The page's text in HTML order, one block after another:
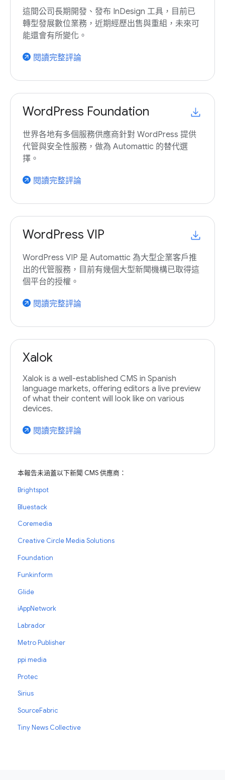
這間公司長期開發、發布 InDesign 工具，目前已
轉型發展數位業務，近期經歷出售與重組，未來可
能還會有所變化。
arrow_outward 閱讀完整評論
WordPress Foundation
世界各地有多個服務供應商針對 WordPress 提供
代管與安全性服務，做為 Automattic 的替代選
擇。
arrow_outward 閱讀完整評論
WordPress VIP
WordPress VIP 是 Automattic 為大型企業客戶推
出的代管服務，目前有幾個大型新聞機構已取得這
個平台的授權。
arrow_outward 閱讀完整評論
Xalok
Xalok is a well-established CMS in Spanish
language markets, offering editors a live preview
of what their content will look like on various
devices.
arrow_outward 閱讀完整評論
本報告未涵蓋以下新聞 CMS 供應商：
Brightspot
Bluestack
Coremedia
Creative Circle Media Solutions
Foundation
Funkinform
Glide
iAppNetwork
Labrador
Metro Publisher
ppi media
Protec
Sirius
SourceFabric
Tiny News Collective